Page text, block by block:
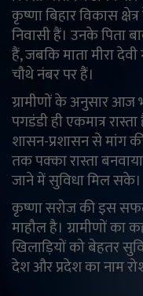
कृष्णा बिहार विकास
निवासी हैं। उनके पिता
हैं, जबकि माता मीरा
चौथे नंबर पर हैं।
ग्रामीणों के अनुसार
पगडंडी ही एकमात्र
शासन-प्रशासन से मांग
तक पक्का रास्ता
जाने में सुविधा मिल सके।
कृष्णा सरोज की इस
माहौल है। ग्रामीणों का
खिलाड़ियों को बेहतर
देश और प्रदेश का नाम